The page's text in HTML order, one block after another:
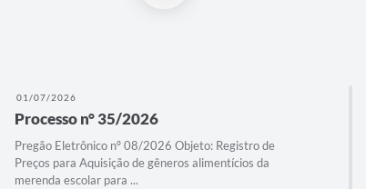
01/07/2026
Processo n° 35/2026
Pregão Eletrônico nº 08/2026 Objeto: Registro de
Preços para Aquisição de gêneros alimentícios da
merenda escolar para ...